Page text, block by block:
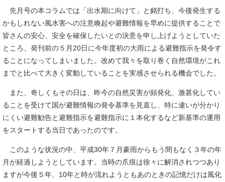
​先月号の本コラムでは「出水期に向けて」と銘打ち、今後発生する
かもしれない風水害への注意喚起や避難情報を早めに提供することで
皆さんの安心、安全を確保したいとの決意を申し上げようとしていた
ところ、発刊前の５月20日に今年度初の大雨による避難指示を発令す
ることになってしまいました。改めて我々を取り巻く自然環境がこれ
までと比べて大きく変動していることを実感させられる機会でした。
また、奇しくもその日は、昨今の自然災害が頻発化、激甚化してい
ることを受けて国が避難情報の発令基準を見直し、特に違いが分かり
にくい避難勧告と避難指示を避難指示に１本化するなど新基準の運用
をスタートする当日であったのです。
このような状況の中、平成30年７月豪雨からもう間もなく３年の年
月が経過しようとしています。当時の爪痕は徐々に解消されつつあり
ますが今後５年、10年と時が流れようともあのときの記憶だけは風化